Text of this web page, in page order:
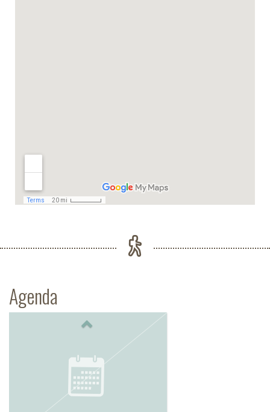
Agenda